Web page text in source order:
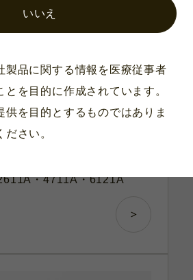
いいえ
製品に関する情報を医療従事者
を目的に作成されています。
供を目的とするものではありま
さい。
・4711A・6121A